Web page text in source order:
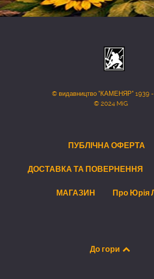
© видавництво "КАМЕНЯР" 1939
© 2024 MiG
ПУБЛІЧНА ОФЕРТА
ДОСТАВКА ТА ПОВЕРНЕННЯ
МАГАЗИН Про Юрія
До гори